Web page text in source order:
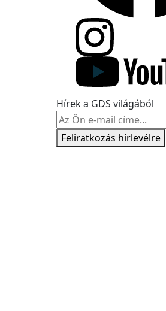
Hírek a GDS világából
Feliratkozás hírlevélre